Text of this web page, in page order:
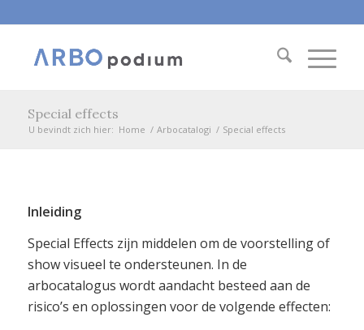
Special effects
U bevindt zich hier: Home / Arbocatalogi / Special effects
Inleiding
Special Effects zijn middelen om de voorstelling of
show visueel te ondersteunen. In de
arbocatalogus wordt aandacht besteed aan de
risico’s en oplossingen voor de volgende effecten: